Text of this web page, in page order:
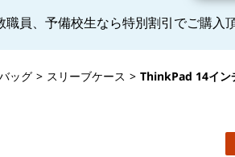
職員、予備校生なら特別割引でご購入
ッグ > スリーブケース > ThinkPad 14イン